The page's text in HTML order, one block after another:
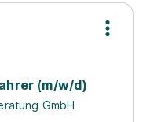
(m/w/d)
GmbH